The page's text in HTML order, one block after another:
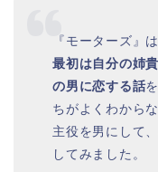
『モーターズ』
最初は自分の姉
の男に恋する話
ちがよくわから
主役を男にして
してみました。